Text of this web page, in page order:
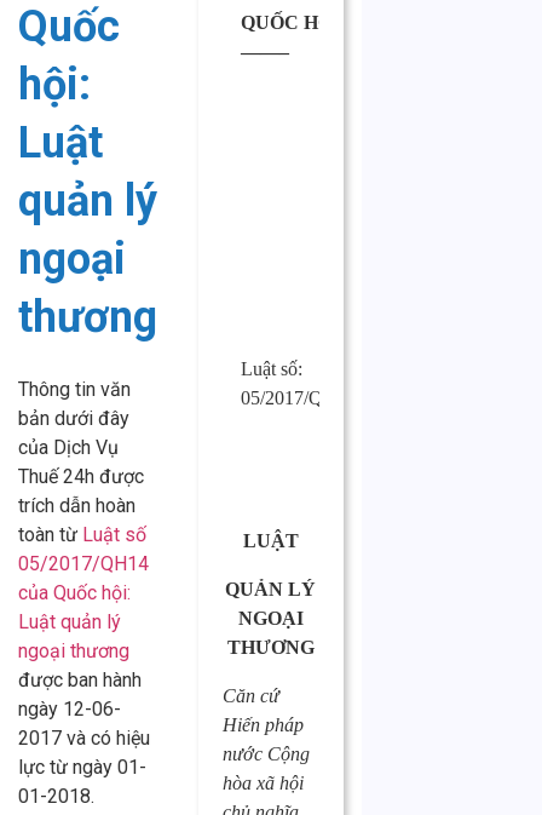
Quốc
hội:
Luật
quản lý
ngoại
thương
Thông tin văn
bản dưới đây
của Dịch Vụ
Thuế 24h được
trích dẫn hoàn
toàn từ Luật số
05/2017/QH14
của Quốc hội:
Luật quản lý
ngoại thương
được ban hành
ngày 12-06-
2017 và có hiệu
lực từ ngày 01-
01-2018.
QUỐC HỘI
——–
Luật số:
05/2017/QH14
LUẬT
QUẢN LÝ
NGOẠI
THƯƠNG
Căn cứ
Hiến pháp
nước Cộng
hòa xã hội